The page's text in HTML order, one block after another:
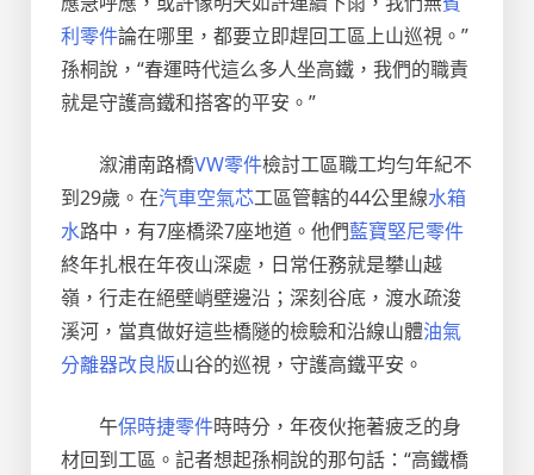
利零件論在哪里，都要立即趕回工區上山巡視。”
孫桐說，“春運時代這么多人坐高鐵，我們的職責
就是守護高鐵和搭客的平安。”
溆浦南路橋VW零件檢討工區職工均勻年紀不
到29歲。在汽車空氣芯工區管轄的44公里線水箱
水路中，有7座橋梁7座地道。他們藍寶堅尼零件
終年扎根在年夜山深處，日常任務就是攀山越
嶺，行走在絕壁峭壁邊沿；深刻谷底，渡水疏浚
溪河，當真做好這些橋隧的檢驗和沿線山體油氣
分離器改良版山谷的巡視，守護高鐵平安。
午保時捷零件時時分，年夜伙拖著疲乏的身
材回到工區。記者想起孫桐說的那句話：“高鐵橋